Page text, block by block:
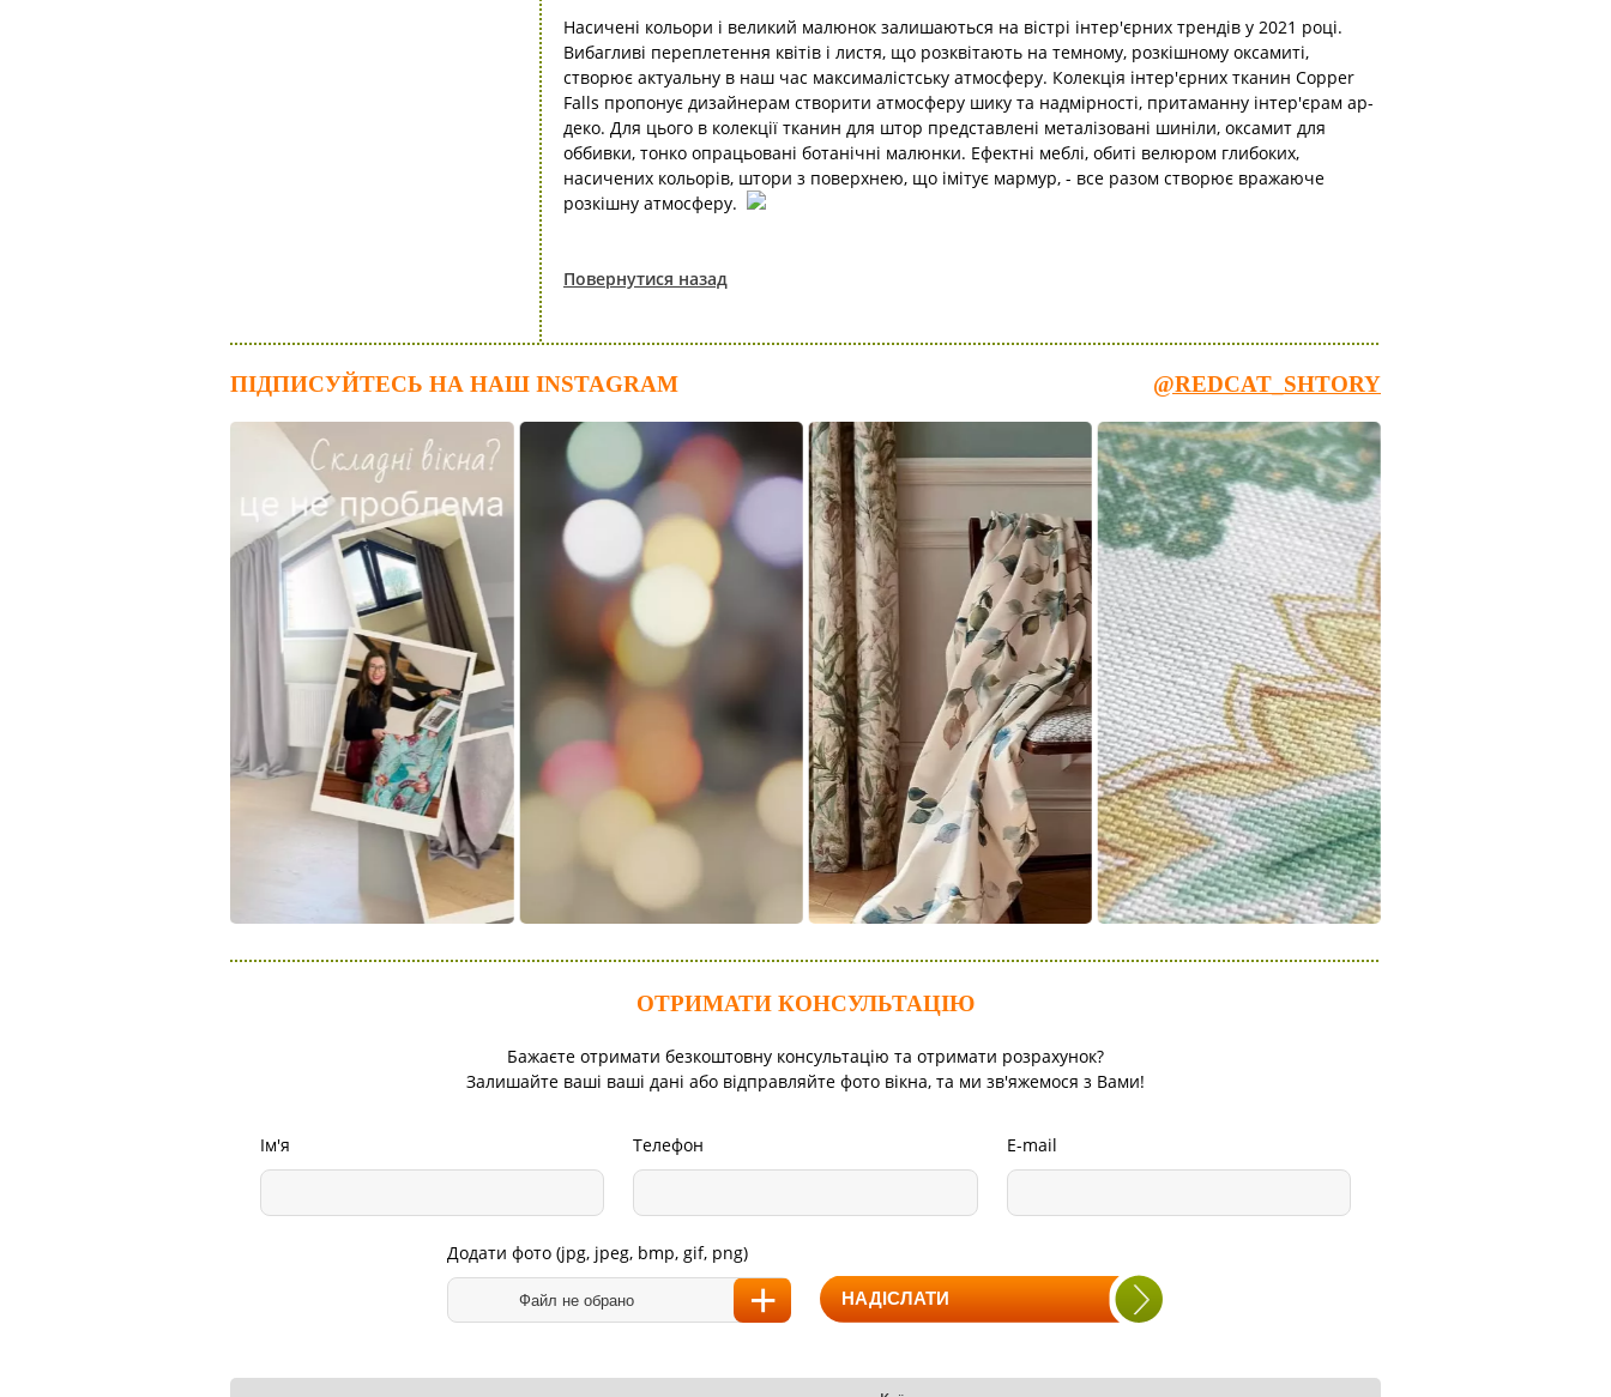
Насичені кольори і великий малюнок залишаються на вістрі інтер'єрних трендів у 2021 році.
Вибагливі переплетення квітів і листя, що розквітають на темному, розкішному оксамиті,
створює актуальну в наш час максималістську атмосферу. Колекція інтер'єрних тканин Copper
Falls пропонує дизайнерам створити атмосферу шику та надмірності, притаманну інтер'єрам ар-
деко. Для цього в колекції тканин для штор представлені металізовані шиніли, оксамит для
оббивки, тонко опрацьовані ботанічні малюнки. Ефектні меблі, обиті велюром глибоких,
насичених кольорів, штори з поверхнею, що імітує мармур, - все разом створює вражаюче
розкішну атмосферу.
Повернутися назад
ПІДПИСУЙТЕСЬ НА НАШ INSTAGRAM @REDCAT_SHTORY
ОТРИМАТИ КОНСУЛЬТАЦІЮ
Бажаєте отримати безкоштовну консультацію та отримати розрахунок?
Залишайте ваші ваші дані або відправляйте фото вікна, та ми зв'яжемося з Вами!
Ім'я Телефон E-mail
Додати фото (jpg, jpeg, bmp, gif, png)
Файл не обрано